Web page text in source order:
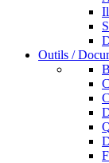
Outils /